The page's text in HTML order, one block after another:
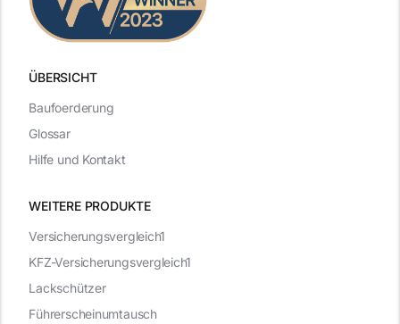
ÜBERSICHT
WEITERE PRODUKTE
Versicherungsvergleich1
KFZ-Versicherungsvergleich1
Lackschützer
Führerscheinumtausch
Baufoerderung
Glossar
Hilfe und Kontakt